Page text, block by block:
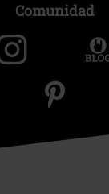
Comunidad